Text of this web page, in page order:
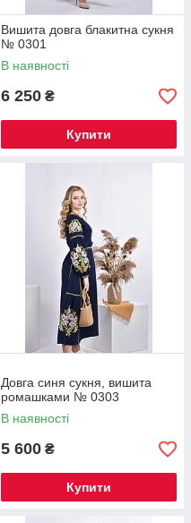
Вишита довга блакитна сукня
№ 0301
В наявності
6 250 ₴
Купити
Довга синя сукня, вишита
ромашками № 0303
В наявності
5 600 ₴
Купити